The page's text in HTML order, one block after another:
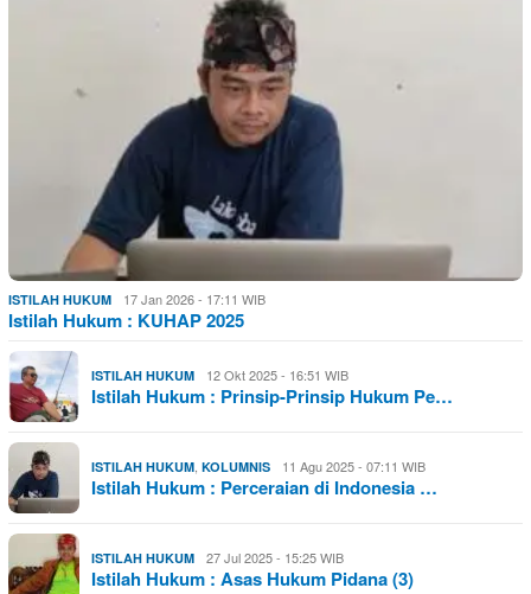
ISTILAH HUKUM 17 Jan 2026 - 17:11 WIB
Istilah Hukum : KUHAP 2025
ISTILAH HUKUM 12 Okt 2025 - 16:51 WIB
Istilah Hukum : Prinsip-Prinsip Hukum Pe…
ISTILAH HUKUM, KOLUMNIS 11 Agu 2025 - 07:11 WIB
Istilah Hukum : Perceraian di Indonesia …
ISTILAH HUKUM 27 Jul 2025 - 15:25 WIB
Istilah Hukum : Asas Hukum Pidana (3)